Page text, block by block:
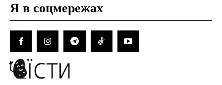
Я в соцмережах